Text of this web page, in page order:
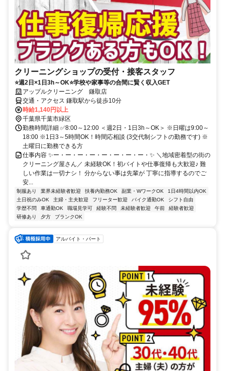
クリーニングショップの受付・接客スタッフ
⭐週2日×1日3h～OK⭐学校や家事等の合間に賢く収入GET
アップルクリーニング 鎌取店
交通・アクセス 鎌取駅から徒歩10分
時給1,140円以上
千葉県千葉市緑区
勤務時間詳細 ✅8:00～12:00 ＜週2日・1日3h～OK＞ ※日曜は9:00～
18:00 ※1日3～5時間OK！時間応相談 (3交代制シフトの勤務です) ※
土曜日に勤務できる方
仕事内容 ✨ー・ー・ー・ー・ー・ー・ー・ー・✨ ＼地域密着型の街の
クリーニング屋さん／ 未経験OK！初バイトや仕事復帰も大歓迎♪ 難
しい作業は一切ナシ！ 分からない事は先輩が 丁寧に指導するのでご
安...
制服あり 業界未経験者歓迎 扶養内勤務OK 副業・WワークOK
1日4時間以内OK
土日祝のみOK
主婦・主夫歓迎 フリーター歓迎 バイク通勤OK
シフト自由
学歴不問
車通勤OK 職場見学可 経験不問 未経験者歓迎 午前
経験者歓迎
研修あり
夕方 ブランクOK
アルバイト・パート